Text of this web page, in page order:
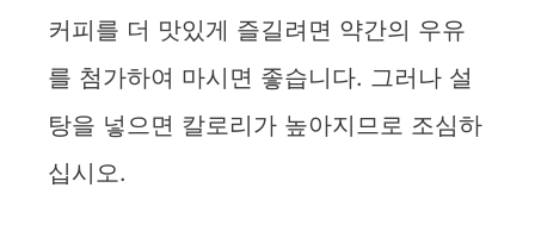
커피를 더 맛있게 즐길려면 약간의 우유
를 첨가하여 마시면 좋습니다. 그러나 설
탕을 넣으면 칼로리가 높아지므로 조심하
십시오.